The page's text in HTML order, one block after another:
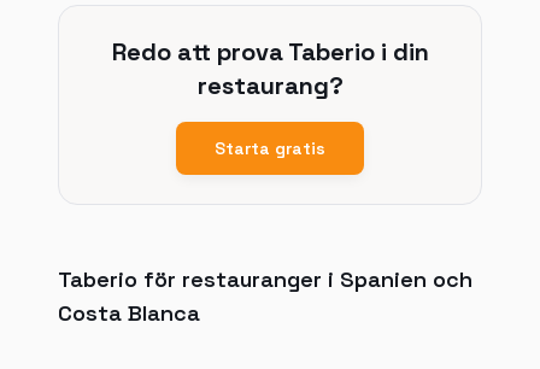
Redo att prova Taberio i din
restaurang?
Starta gratis
Taberio för restauranger i Spanien och
Costa Blanca